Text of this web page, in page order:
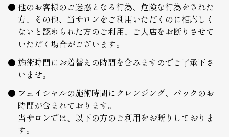
他のお客様のご迷惑となる行為、危険な行為をされた
方、その他、当サロンをご利用いただくのに相応しく
ないと認められた方のご利用、ご入店をお断りさせて
いただく場合がございます。
施術時間にお着替えの時間を含みますのでご了承下さ
いませ。
フェイシャルの施術時間にクレンジング、パックのお
時間が含まれております。
当サロンでは、以下の方のご利用をお断りしておりま
す。